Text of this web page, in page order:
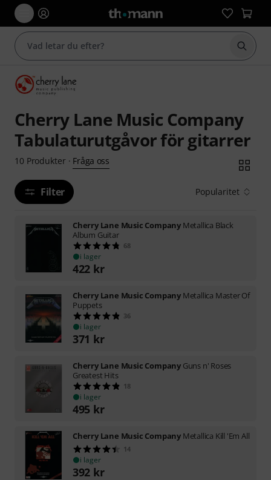
Börja
Cherry Lane Music Company
Tabulaturutgåvor för gitarrer
10 Produkter· Fråga oss
Filter Popularitet
Cherry Lane Music Company Metallica Black
Album Guitar
68
i lager
422 kr
Cherry Lane Music Company Metallica Master Of
Puppets
36
i lager
371 kr
Cherry Lane Music Company Guns n' Roses
Greatest Hits
18
i lager
495 kr
Cherry Lane Music Company Metallica Kill 'Em All
14
i lager
392 kr